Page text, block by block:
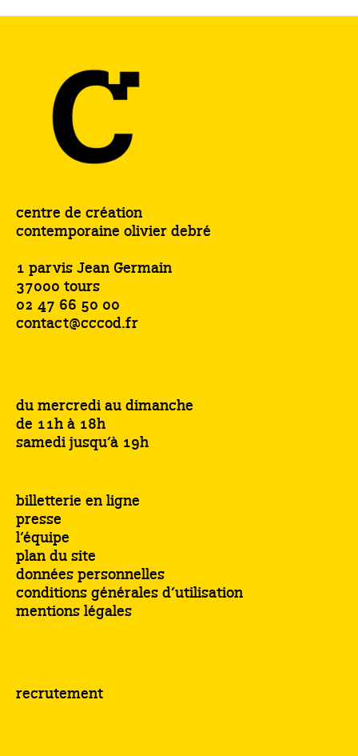
centre de création
contemporaine olivier debré
1 parvis Jean Germain
37000 tours
02 47 66 50 00
contact@cccod.fr
du mercredi au dimanche
de 11h à 18h
samedi jusqu’à 19h
billetterie en ligne
presse
l’équipe
plan du site
données personnelles
conditions générales d’utilisation
mentions légales
recrutement